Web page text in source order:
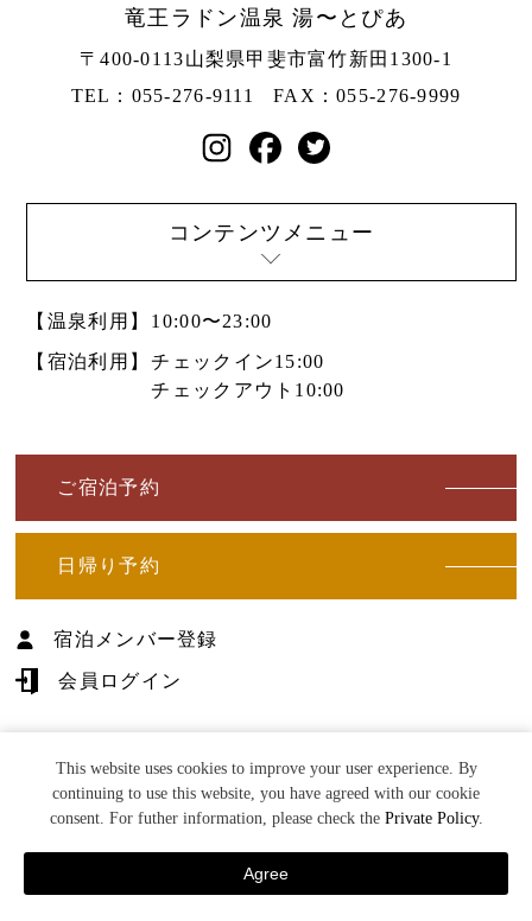
竜王ラドン温泉 湯〜とぴあ
〒400-0113山梨県甲斐市富竹新田1300-1
TEL：055-276-9111
FAX：055-276-9999
コンテンツメニュー
【温泉利用】
10:00〜23:00
【宿泊利用】 チェックイン15:00
チェックアウト10:00
ご宿泊予約
日帰り予約
宿泊メンバー登録
会員ログイン
健康の喜びをお届けする
©U-TOPIA Co.
TEL 宿泊予約 日帰り予約 MENU
This website uses cookies to improve your user experience. By
continuing to use this website, you have agreed with our cookie
consent. For futher information, please check the Private Policy.
Agree